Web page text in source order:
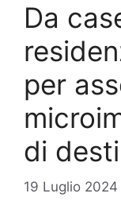
Da
per
di
19 Luglio 2024